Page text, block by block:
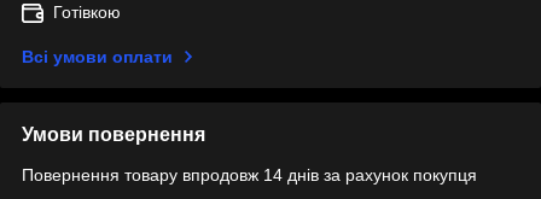
Готівкою
Всі умови оплати
Умови повернення
Повернення товару впродовж 14 днів за рахунок покупця